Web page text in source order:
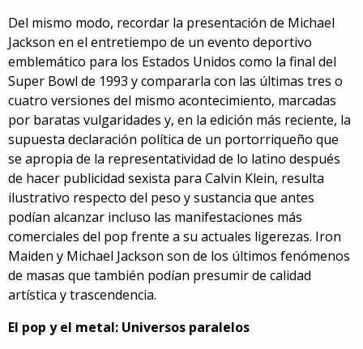
Del mismo modo, recordar la presentación de Michael
Jackson en el entretiempo de un evento deportivo
emblemático para los Estados Unidos como la final del
Super Bowl de 1993 y compararla con las últimas tres o
cuatro versiones del mismo acontecimiento, marcadas
por baratas vulgaridades y, en la edición más reciente, la
supuesta declaración política de un portorriqueño que
se apropia de la representatividad de lo latino después
de hacer publicidad sexista para Calvin Klein, resulta
ilustrativo respecto del peso y sustancia que antes
podían alcanzar incluso las manifestaciones más
comerciales del pop frente a su actuales ligerezas. Iron
Maiden y Michael Jackson son de los últimos fenómenos
de masas que también podían presumir de calidad
artística y trascendencia.
El pop y el metal: Universos paralelos